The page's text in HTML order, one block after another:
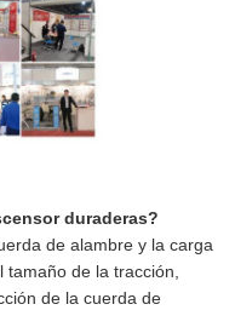
duraderas?
de alambre y la carga
tamaño de la tracción,
de la cuerda de